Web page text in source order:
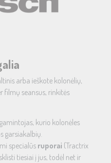
arba ieškote kolonėlių,
filmų seansus, rinkitės
kurio kolonėles
garsiakalbių.
specialūs ruporai (Tractrix
tiesiai į jus, todėl net ir